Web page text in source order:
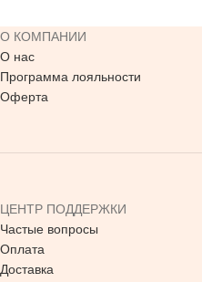
О КОМПАНИИ
О нас
Программа лояльности
Оферта
ЦЕНТР ПОДДЕРЖКИ
Частые вопросы
Оплата
Доставка